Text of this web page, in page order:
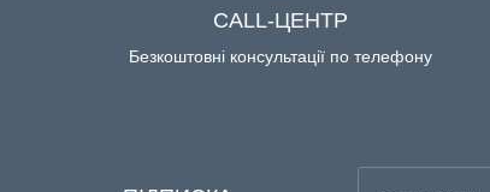
CALL-ЦЕНТР
Безкоштовні консультації по телефону